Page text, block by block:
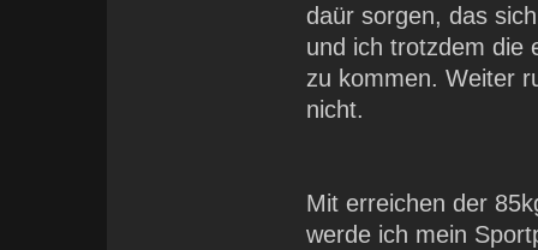
daür sorgen, das
und ich trotzdem die
zu kommen. Weiter
nicht.
Mit erreichen der
werde ich mein